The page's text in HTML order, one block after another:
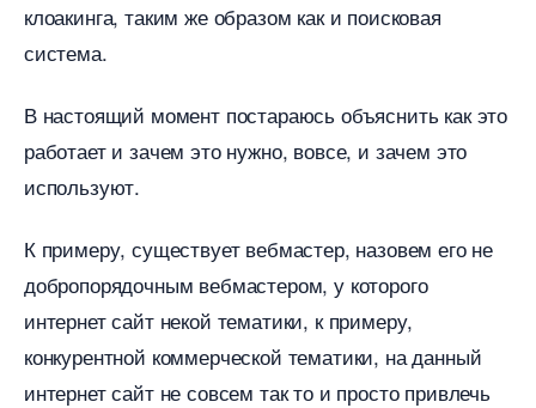
клоакинга, таким же образом как и поисковая
система.
настоящий момент постараюсь объяснить как это
работает и зачем это нужно, вовсе, и зачем это
используют.
К примеру, существует вебмастер, назовем его не
добропорядочным вебмастером, у которого
интернет сайт некой тематики, к примеру,
конкурентной коммерческой тематики, на данный
интернет сайт не совсем так то и просто привлечь